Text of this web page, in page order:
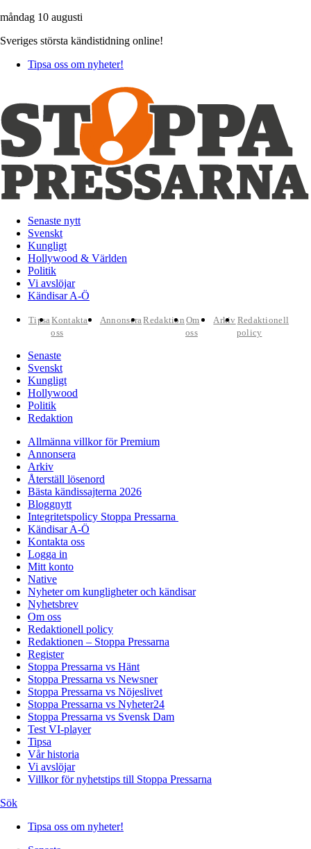
måndag 10 augusti
Sveriges största kändistidning online!
Tipsa oss om nyheter!
Senaste nytt
Svenskt
Kungligt
Hollywood & Världen
Politik
Vi avslöjar
Kändisar A-Ö
TipsaKontakta
oss
AnnonseraRedaktion Om
oss
Arkiv Redaktionell
policy
Senaste
Svenskt
Kungligt
Hollywood
Politik
Redaktion
Allmänna villkor för Premium
Annonsera
Arkiv
Återställ lösenord
Bästa kändissajterna 2026
Bloggnytt
Integritetspolicy Stoppa Pressarna
Kändisar A-Ö
Kontakta oss
Logga in
Mitt konto
Native
Nyheter om kungligheter och kändisar
Nyhetsbrev
Om oss
Redaktionell policy
Redaktionen – Stoppa Pressarna
Register
Stoppa Pressarna vs Hänt
Stoppa Pressarna vs Newsner
Stoppa Pressarna vs Nöjeslivet
Stoppa Pressarna vs Nyheter24
Stoppa Pressarna vs Svensk Dam
Test VI-player
Tipsa
Vår historia
Vi avslöjar
Villkor för nyhetstips till Stoppa Pressarna
Sök
Tipsa oss om nyheter!